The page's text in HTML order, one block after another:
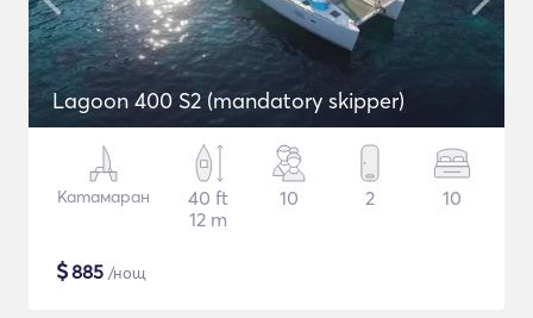
Lagoon 400 S2 (mandatory skipper)
Катамаран
40 ft
12 m
10 2 10
$885 /нощ